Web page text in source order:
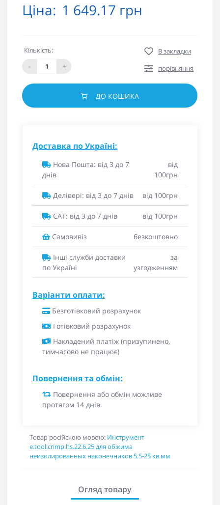
Ціна: 1 649.17 грн
Кількість:
-
+
В закладки
порівняння
ДО КОШИКА
Доставка по Україні:
Нова Пошта: від 3 до 7
днів
від
100грн
Делівері: від 3 до 7 днів від 100грн
САТ: від 3 до 7 днів від 100грн
Самовивіз безкоштовно
Інші служби доставки
по Україні
за
узгодженням
Варіанти оплати:
Безготівковий розрахунок
Готівковий розрахунок
Накладений платіж (призупинено,
тимчасово не працює)
Повернення та обмін:
Повернення або обмін можливе
протягом 14 днів.
Товар російскою мовою: Инструмент
e.tool.crimp.hs.22.6.25 для обжима
неизолированных наконечников 5.5-25 кв.мм
Огляд товару